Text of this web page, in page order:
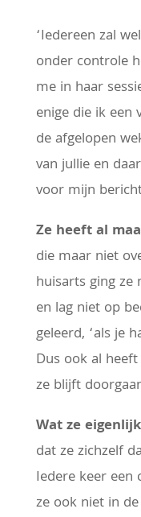
‘Iedereen zal
onder controle
me in haar
enige die ik een
de afgelopen
van jullie en
voor mijn
Ze heeft al
die maar niet
huisarts ging ze
en lag niet op
geleerd, ‘als je
Dus ook al
ze blijft
Wat ze
dat ze zichzelf
Iedere keer
ze ook niet in